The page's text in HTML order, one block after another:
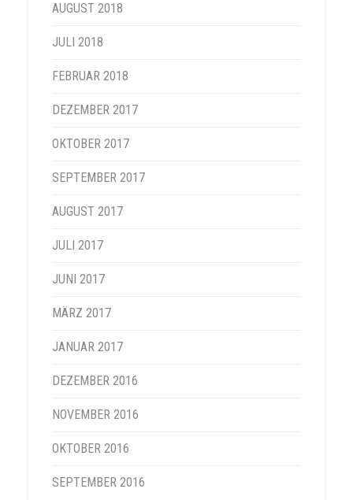
AUGUST 2018
JULI 2018
FEBRUAR 2018
DEZEMBER 2017
OKTOBER 2017
SEPTEMBER 2017
AUGUST 2017
JULI 2017
JUNI 2017
MÄRZ 2017
JANUAR 2017
DEZEMBER 2016
NOVEMBER 2016
OKTOBER 2016
SEPTEMBER 2016